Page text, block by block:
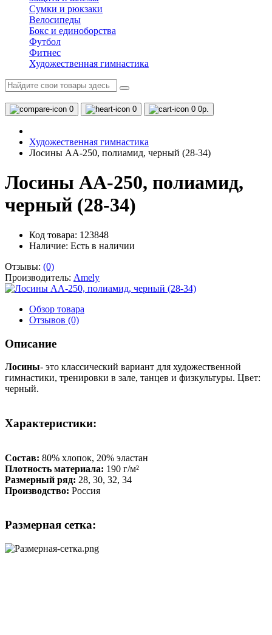
Сумки и рюкзаки
Велосипеды
Бокс и единоборства
Футбол
Фитнес
Художественная гимнастика
0 0 0 0р.
Художественная гимнастика
Лосины AA-250, полиамид, черный (28-34)
Лосины AA-250, полиамид,
черный (28-34)
Код товара: 123848
Наличие: Есть в наличии
Отзывы: (0)
Производитель: Amely
Обзор товара
Отзывов (0)
Описание
Лосины- это классический вариант для художественной
гимнастики, тренировки в зале, танцев и физкультуры. Цвет:
черный.
Характеристики:
Состав: 80% хлопок, 20% эластан
Плотность материала: 190 г/м²
Размерный ряд: 28, 30, 32, 34
Производство: Россия
Размерная сетка: